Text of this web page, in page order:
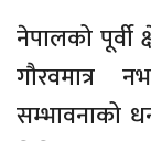
नेपालको पूर्वी
गौरवमात्र
सम्भावनाको